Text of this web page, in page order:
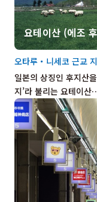
요테이산 (에조
일본의 상징인 후지산
지’라 불리는 요테이산
오타루・니세코 근교